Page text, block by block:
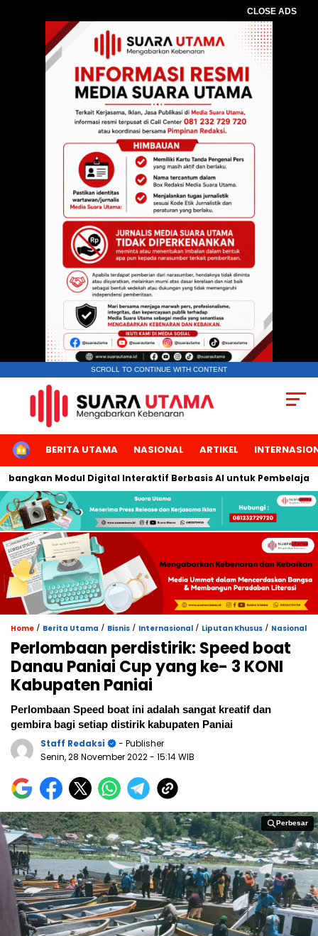
CLOSE ADS
SCROLL TO CONTINUE WITH CONTENT
HOMEBERITA UTAMA NASIONAL ARTIKEL
Modul Digital Interaktif Berbasis AI untuk Pembelajaran
Home / Berita Utama / Bisnis / Internasional / Liputan Khusus / Nasional
Perlombaan perdistirik: Speed boat
Danau Paniai Cup yang ke- 3 KONI
Kabupaten Paniai
Perlombaan Speed boat ini adalah sangat kreatif dan
gembira bagi setiap distirik kabupaten Paniai
Staff Redaksi
- Publisher
Senin, 28 November 2022- 15:14 WIB
Perbesar
Perbesar